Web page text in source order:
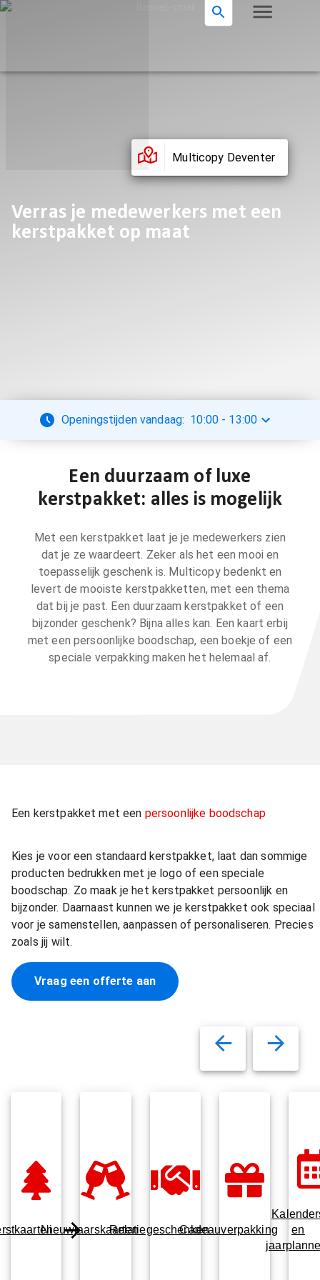
Multicopy Deventer
Verras je medewerkers met een
kerstpakket op maat
Openingstijden vandaag: 10:00 - 13:00
Een duurzaam of luxe
kerstpakket: alles is mogelijk
Met een kerstpakket laat je je medewerkers zien
dat je ze waardeert. Zeker als het een mooi en
toepasselijk geschenk is. Multicopy bedenkt en
levert de mooiste kerstpakketten, met een thema
dat bij je past. Een duurzaam kerstpakket of een
bijzonder geschenk? Bijna alles kan. Een kaart erbij
met een persoonlijke boodschap, een boekje of een
speciale verpakking maken het helemaal af.
Een kerstpakket met een persoonlijke boodschap
Kies je voor een standaard kerstpakket, laat dan sommige
producten bedrukken met je logo of een speciale
boodschap. Zo maak je het kerstpakket persoonlijk en
bijzonder. Daarnaast kunnen we je kerstpakket ook speciaal
voor je samenstellen, aanpassen of personaliseren. Precies
zoals jij wilt.
Vraag een offerte aan
NieuwjaarskaartenRelatiegeschenkenCadeauverpakking
en